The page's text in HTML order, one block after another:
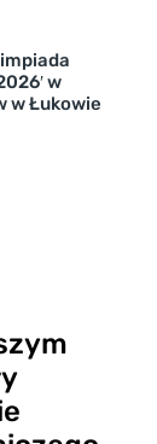
w
w Łukowie